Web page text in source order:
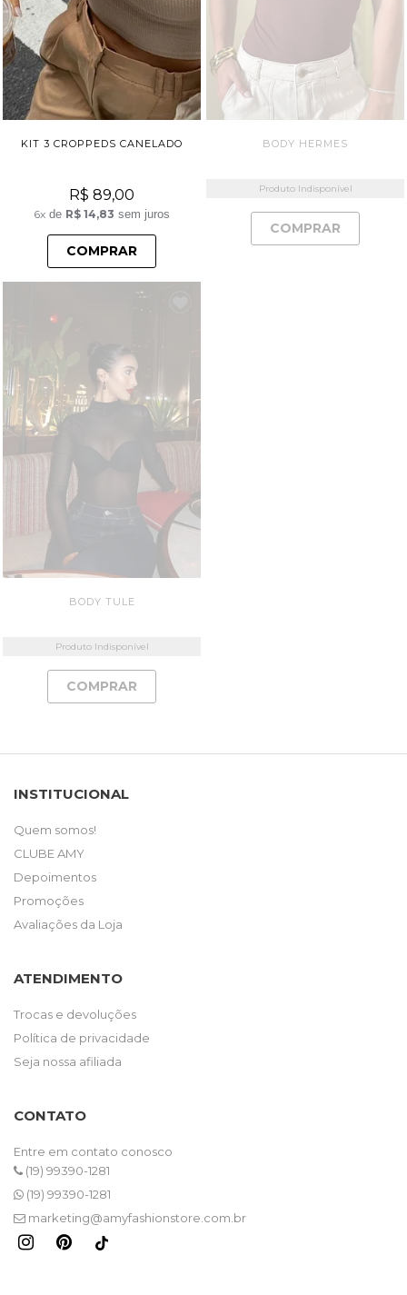
KIT 3 CROPPEDS CANELADO
R$ 89,00
6x de R$ 14,83 sem juros
COMPRAR
BODY HERMES
Produto Indisponível
COMPRAR
BODY TULE
Produto Indisponível
COMPRAR
INSTITUCIONAL
Quem somos!
CLUBE AMY
Depoimentos
Promoções
Avaliações da Loja
ATENDIMENTO
Trocas e devoluções
Política de privacidade
Seja nossa afiliada
CONTATO
Entre em contato conosco
(19) 99390-1281
(19) 99390-1281
marketing@amyfashionstore.com.br